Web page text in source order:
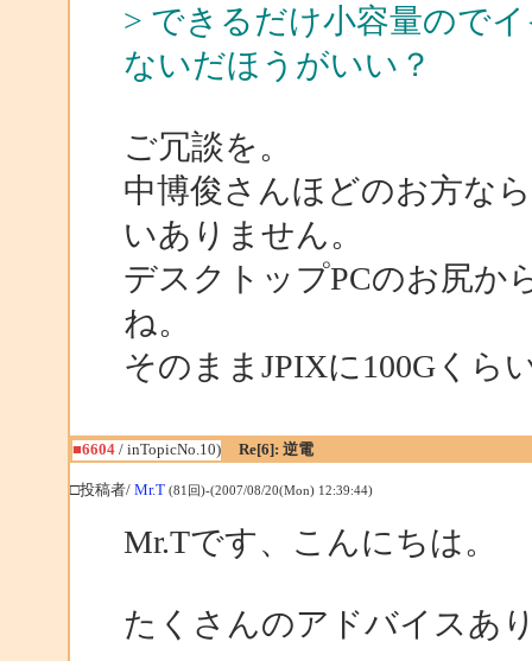
> できるだけ小容量ので
ないだほうがいい？
ご冗談を。
中博俊さんほどのお方な
いありません。
デスクトップPCのお尻か
ね。
そのままJPIXに100Gくら
■6604/ inTopicNo.10) Re[6]: 逆電
□投稿者/ Mr.T (81回)-(2007/08/20(Mon) 12:39:44)
Mr.Tです、こんにちは。
たくさんのアドバイスあ